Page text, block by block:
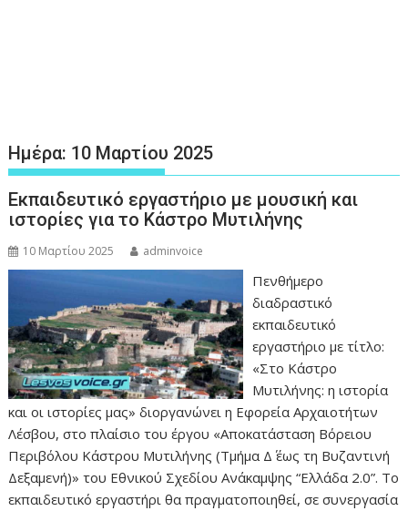
Ημέρα: 10 Μαρτίου 2025
Εκπαιδευτικό εργαστήριο με μουσική και
ιστορίες για το Κάστρο Μυτιλήνης
10 Μαρτίου 2025 adminvoice
Πενθήμερο
διαδραστικό
εκπαιδευτικό
εργαστήριο με τίτλο:
«Στο Κάστρο
Μυτιλήνης: η ιστορία
και οι ιστορίες μας» διοργανώνει η Εφορεία Αρχαιοτήτων
Λέσβου, στο πλαίσιο του έργου «Αποκατάσταση Βόρειου
Περιβόλου Κάστρου Μυτιλήνης (Τμήμα Δ΄ έως τη Βυζαντινή
Δεξαμενή)» του Εθνικού Σχεδίου Ανάκαμψης “Ελλάδα 2.0”. Το
εκπαιδευτικό εργαστήρι θα πραγματοποιηθεί, σε συνεργασία